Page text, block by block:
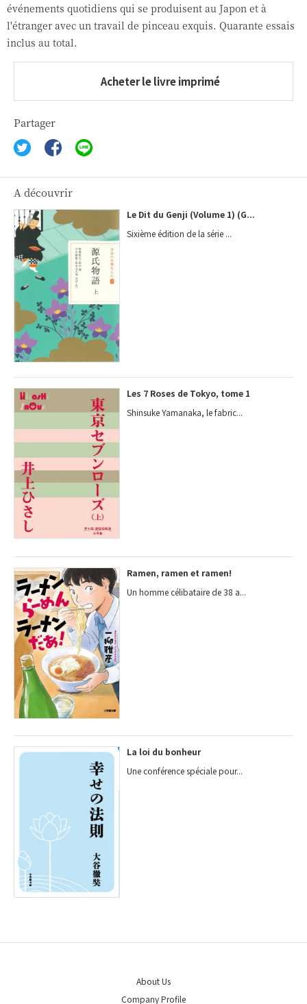
événements quotidiens qui se produisent au Japon et à
l'étranger avec un travail de pinceau exquis. Quarante essais
inclus au total.
Acheter le livre imprimé
Partager
A découvrir
Le Dit du Genji (Volume 1) (G...
Sixième édition de la série ...
Les 7 Roses de Tokyo, tome 1
Shinsuke Yamanaka, le fabric...
Ramen, ramen et ramen!
Un homme célibataire de 38 a...
La loi du bonheur
Une conférence spéciale pour...
About Us
Company Profile